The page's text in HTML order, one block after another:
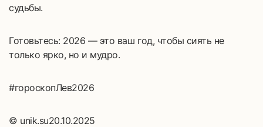
судьбы.
Готовьтесь: 2026 — это ваш год, чтобы сиять не
только ярко, но и мудро.
#гороскопЛев2026
© unik.su20.10.2025